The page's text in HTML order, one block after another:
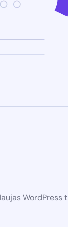
WordPress